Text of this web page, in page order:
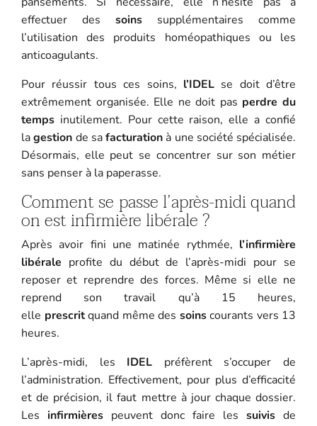
effectuer des soins supplémentaires comme
l’utilisation des produits homéopathiques ou les
anticoagulants.
Pour réussir tous ces soins, l’IDELse doit d’être
extrêmement organisée. Elle ne doit pas perdre du
tempsinutilement. Pour cette raison, elle a confié
lagestion de safacturation à une société spécialisée.
Désormais, elle peut se concentrer sur son métier
sans penser à la paperasse.
Comment se passe l’après-midi quand
on est infirmière libérale ?
Après avoir fini une matinée rythmée, l’infirmière
libérale profite du début de l’après-midi pour se
reposer et reprendre des forces. Même si elle ne
reprend son travail qu’à 15 heures,
elle prescritquand même des soinscourants vers 13
heures.
L’après-midi, les IDEL préfèrent s’occuper de
l’administration. Effectivement, pour plus d’efficacité
et de précision, il faut mettre à jour chaque dossier.
Les infirmières peuvent donc faire lessuivis de